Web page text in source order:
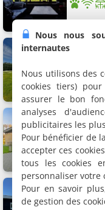
1.8 km
Villa, 100
6
1.8 km
Maison
6
Nous nous
internautes
Nous utilisons des
cookies tiers)
assurer le bon
analyses
publicitaires les
Pour bénéficier de
accepter ces
tous les cookies
personnaliser votre
Pour en savoir
de gestion des